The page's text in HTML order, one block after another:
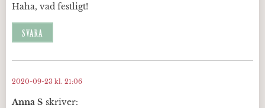
Haha, vad festligt!
SVARA
Anna S skriver:
2020-09-23 kl. 21:06